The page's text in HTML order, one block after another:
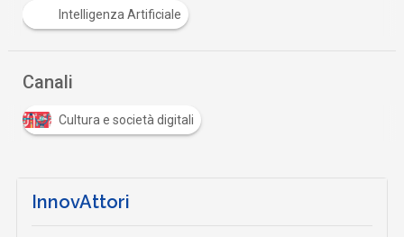
Intelligenza Artificiale
Canali
Cultura e società digitali
InnovAttori